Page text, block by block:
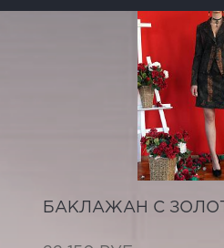
БАКЛАЖАН С ЗОЛОТ